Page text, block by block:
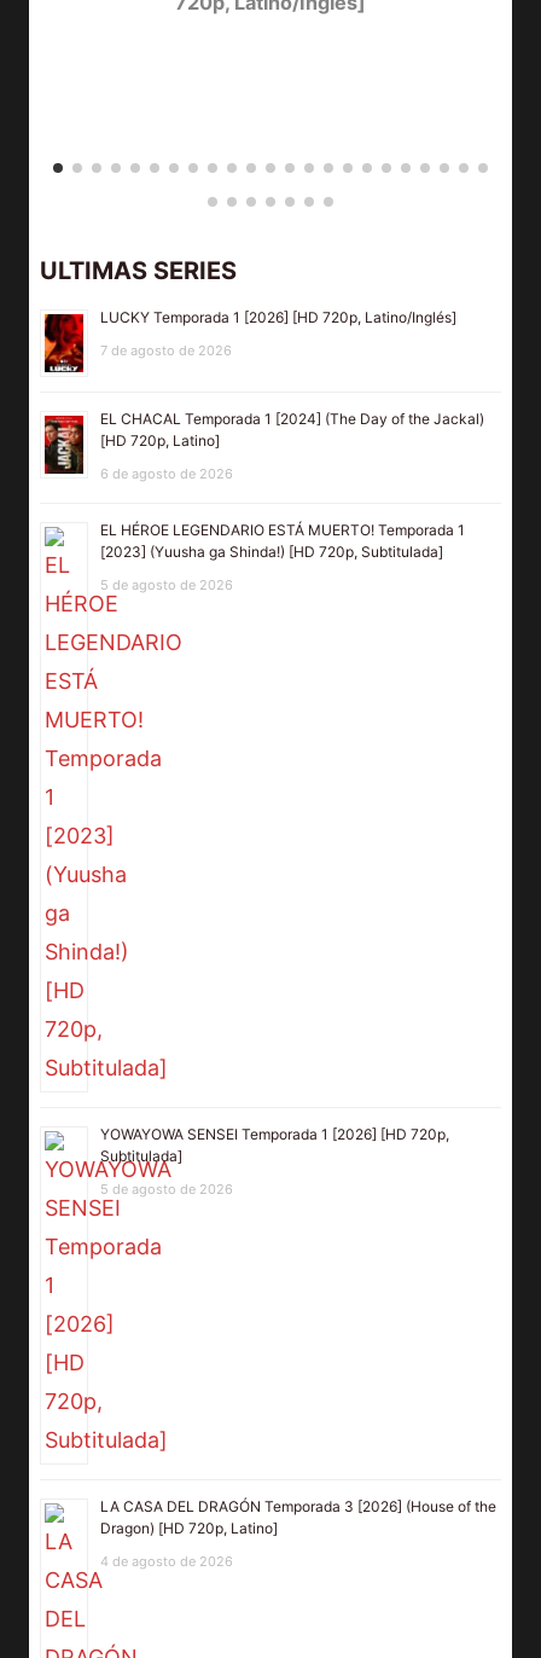
ULTIMAS SERIES
LUCKY Temporada 1 [2026] [HD 720p, Latino/Inglés]
7 de agosto de 2026
EL CHACAL Temporada 1 [2024] (The Day of the Jackal)
[HD 720p, Latino]
6 de agosto de 2026
EL HÉROE LEGENDARIO ESTÁ MUERTO! Temporada 1
[2023] (Yuusha ga Shinda!) [HD 720p, Subtitulada]
5 de agosto de 2026
YOWAYOWA SENSEI Temporada 1 [2026] [HD 720p,
Subtitulada]
5 de agosto de 2026
LA CASA DEL DRAGÓN Temporada 3 [2026] (House of the
Dragon) [HD 720p, Latino]
4 de agosto de 2026